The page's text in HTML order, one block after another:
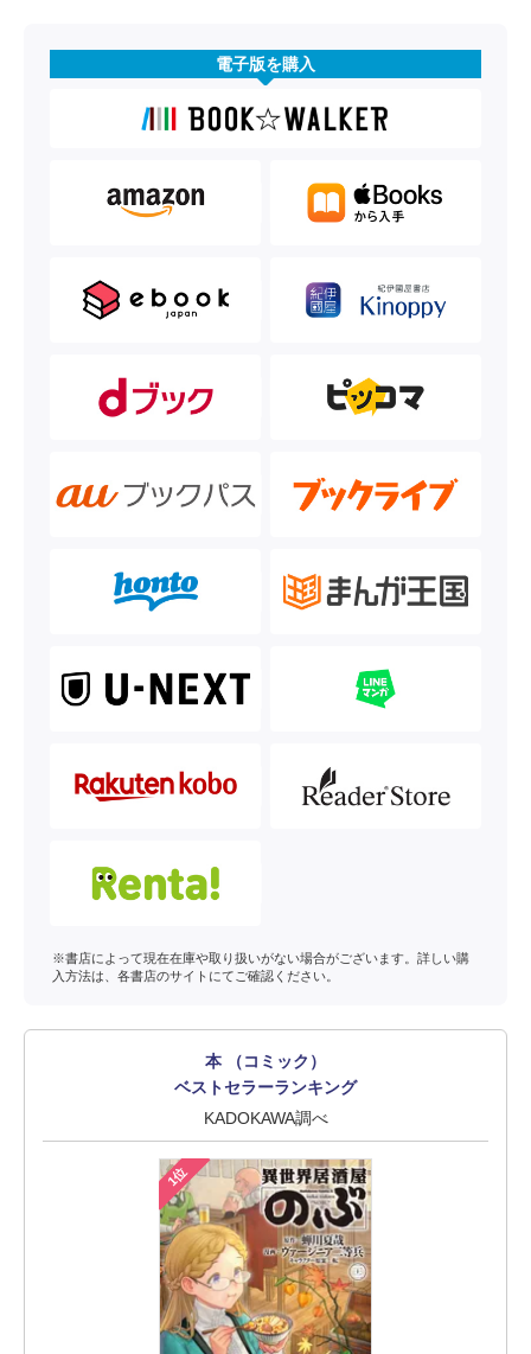
電子版を購入
※書店によって現在在庫や取り扱いがない場合がございます。詳しい購
入方法は、各書店のサイトにてご確認ください。
本 （コミック）
ベストセラーランキング
KADOKAWA調べ
1位